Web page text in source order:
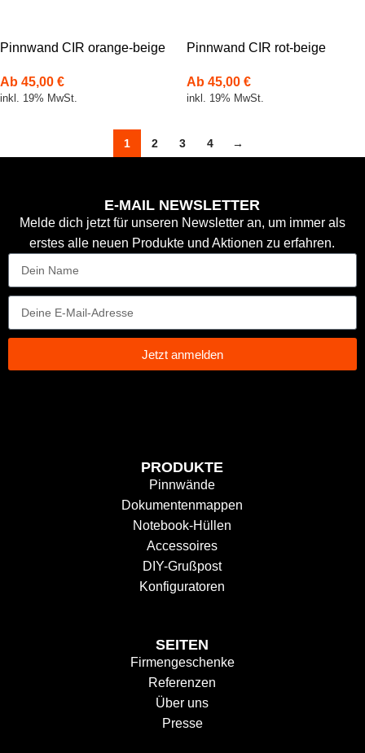
Pinnwand CIR orange-beige
Ab 45,00 €
inkl. 19% MwSt.
Pinnwand CIR rot-beige
Ab 45,00 €
inkl. 19% MwSt.
1 2 3 4 →
E-MAIL NEWSLETTER
Melde dich jetzt für unseren Newsletter an, um immer als
erstes alle neuen Produkte und Aktionen zu erfahren.
Jetzt anmelden
PRODUKTE
Pinnwände
Dokumentenmappen
Notebook-Hüllen
Accessoires
DIY-Grußpost
Konfiguratoren
SEITEN
Firmengeschenke
Referenzen
Über uns
Presse